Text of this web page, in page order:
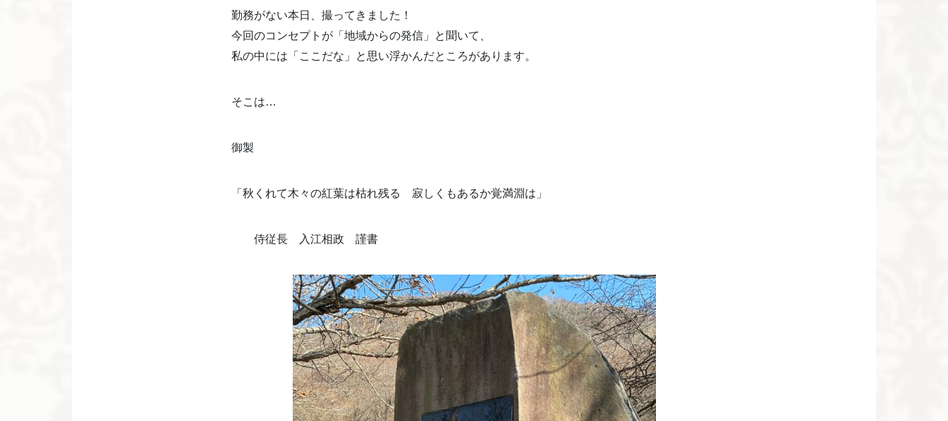
勤務がない本日、撮ってきました！
今回のコンセプトが「地域からの発信」と聞いて、
私の中には「ここだな」と思い浮かんだところがあります。
そこは…
御製
「秋くれて木々の紅葉は枯れ残る 寂しくもあるか覚満淵は」
侍従長 入江相政 謹書